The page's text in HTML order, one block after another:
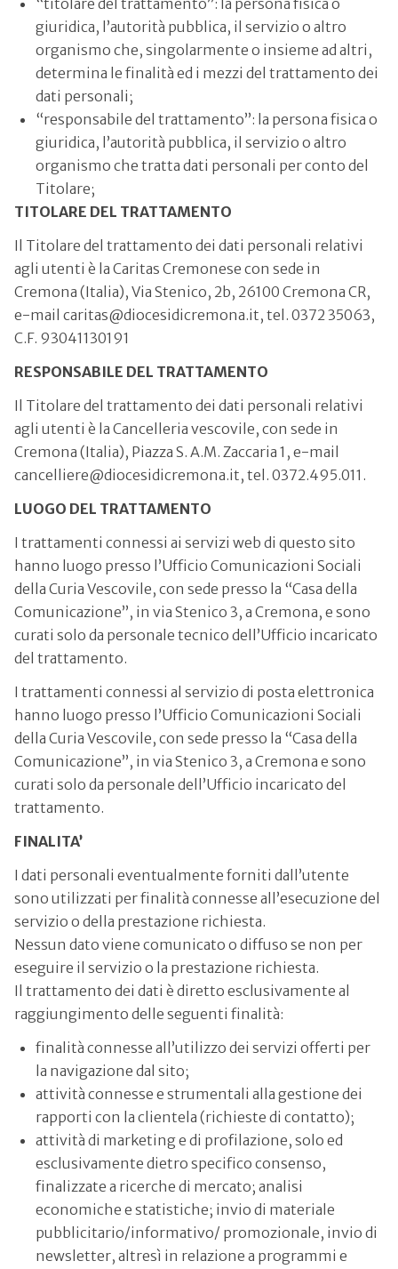
“titolare del trattamento”: la persona fisica o
giuridica, l’autorità pubblica, il servizio o altro
organismo che, singolarmente o insieme ad altri,
determina le finalità ed i mezzi del trattamento dei
dati personali;
“responsabile del trattamento”: la persona fisica o
giuridica, l’autorità pubblica, il servizio o altro
organismo che tratta dati personali per conto del
Titolare;
TITOLARE DEL TRATTAMENTO
Il Titolare del trattamento dei dati personali relativi
agli utenti è la Caritas Cremonese con sede in
Cremona (Italia), Via Stenico, 2b, 26100 Cremona CR,
e-mail caritas@diocesidicremona.it, tel. 0372 35063,
C.F. 93041130191
RESPONSABILE DEL TRATTAMENTO
Il Titolare del trattamento dei dati personali relativi
agli utenti è la Cancelleria vescovile, con sede in
Cremona (Italia), Piazza S. A.M. Zaccaria 1, e-mail
cancelliere@diocesidicremona.it, tel. 0372.495.011.
LUOGO DEL TRATTAMENTO
I trattamenti connessi ai servizi web di questo sito
hanno luogo presso l’Ufficio Comunicazioni Sociali
della Curia Vescovile, con sede presso la “Casa della
Comunicazione”, in via Stenico 3, a Cremona, e sono
curati solo da personale tecnico dell’Ufficio incaricato
del trattamento.
I trattamenti connessi al servizio di posta elettronica
hanno luogo presso l’Ufficio Comunicazioni Sociali
della Curia Vescovile, con sede presso la “Casa della
Comunicazione”, in via Stenico 3, a Cremona e sono
curati solo da personale dell’Ufficio incaricato del
trattamento.
FINALITA’
I dati personali eventualmente forniti dall’utente
sono utilizzati per finalità connesse all’esecuzione del
servizio o della prestazione richiesta.
Nessun dato viene comunicato o diffuso se non per
eseguire il servizio o la prestazione richiesta.
Il trattamento dei dati è diretto esclusivamente al
raggiungimento delle seguenti finalità:
finalità connesse all’utilizzo dei servizi offerti per
la navigazione dal sito;
attività connesse e strumentali alla gestione dei
rapporti con la clientela (richieste di contatto);
attività di marketing e di profilazione, solo ed
esclusivamente dietro specifico consenso,
finalizzate a ricerche di mercato; analisi
economiche e statistiche; invio di materiale
pubblicitario/informativo/ promozionale, invio di
newsletter, altresì in relazione a programmi e